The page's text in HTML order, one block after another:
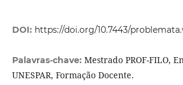
DOI: https://doi.org/10.7443/
Palavras-chave: Mestrado PROF-FILO,
UNESPAR, Formação Docente.